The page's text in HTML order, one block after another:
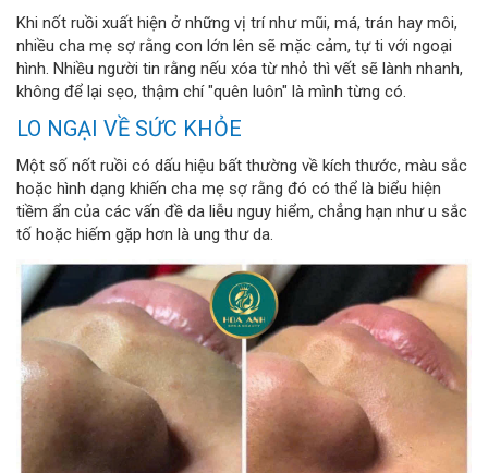
Khi nốt ruồi xuất hiện ở những vị trí như mũi, má, trán hay môi,
nhiều cha mẹ sợ rằng con lớn lên sẽ mặc cảm, tự ti với ngoại
hình. Nhiều người tin rằng nếu xóa từ nhỏ thì vết sẽ lành nhanh,
không để lại sẹo, thậm chí "quên luôn" là mình từng có.
LO NGẠI VỀ SỨC KHỎE
Một số nốt ruồi có dấu hiệu bất thường về kích thước, màu sắc
hoặc hình dạng khiến cha mẹ sợ rằng đó có thể là biểu hiện
tiềm ẩn của các vấn đề da liễu nguy hiểm, chẳng hạn như u sắc
tố hoặc hiếm gặp hơn là ung thư da.